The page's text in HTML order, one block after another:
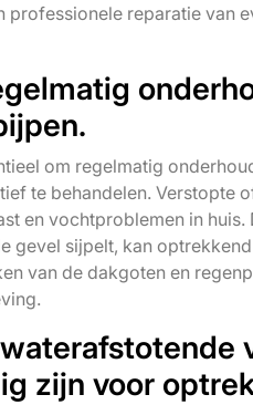
professionele reparatie van
om regelmatig
te behandelen. Verstopte
en vochtproblemen in
gevel sijpelt, kan
van de dakgoten en
zijn voor